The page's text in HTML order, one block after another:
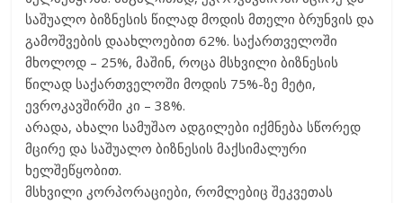
საშუალო ბიზნესის წილად მოდის მთელი ბრუნვის და
გამოშვების დაახლოებით 62%. საქართველოში
მხოლოდ – 25%, მაშინ, როცა მსხვილი ბიზნესის
წილად საქართველოში მოდის 75%-ზე მეტი,
ევროკავშირში კი – 38%.
არადა, ახალი სამუშაო ადგილები იქმნება სწორედ
მცირე და საშუალო ბიზნესის მაქსიმალური
ხელშეწყობით.
მსხვილი კორპორაციები, რომლებიც შეკვეთას